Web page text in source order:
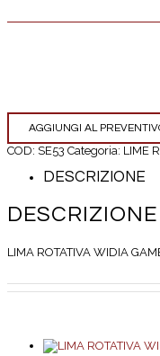
AGGIUNGI AL
COD: SE53 Categoria: LIME
DESCRIZIONE
DESCRIZIONE
LIMA ROTATIVA WIDIA